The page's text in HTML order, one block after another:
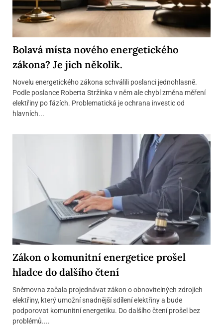
Bolavá místa nového energetického
zákona? Je jich několik.
Novelu energetického zákona schválili poslanci jednohlasně.
Podle poslance Roberta Stržínka v něm ale chybí změna měření
elektřiny po fázích. Problematická je ochrana investic od
hlavních...
Zákon o komunitní energetice prošel
hladce do dalšího čtení
Sněmovna začala projednávat zákon o obnovitelných zdrojích
elektřiny, který umožní snadnější sdílení elektřiny a bude
podporovat komunitní energetiku. Do dalšího čtení prošel bez
problémů....